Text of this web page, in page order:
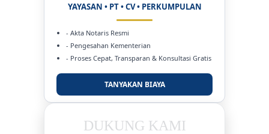
YAYASAN • PT • CV • PERKUMPULAN
- Akta Notaris Resmi
- Pengesahan Kementerian
- Proses Cepat, Transparan & Konsultasi Gratis
TANYAKAN BIAYA
DUKUNG KAMI